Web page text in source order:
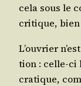
cela sous le
cri­tique,
L’ou­vrier
tion : celle-ci
cra­tique,